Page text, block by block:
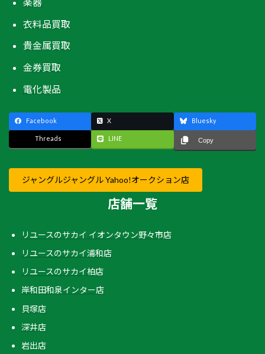
衣料品買取
貴金属買取
金券買取
電化製品
Facebook X Bluesky
Threads LINE Copy
ジャングルジャングル Yahoo!オークション店
店舗一覧
リユースのサカイ イオンタウン野々市店
リユースのサカイ浦和店
リユースのサカイ柏店
岸和田和泉インター店
貝塚店
深井店
岩出店